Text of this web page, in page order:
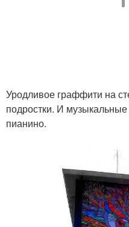
Уродливое граффити на
подростки. И
пианино.